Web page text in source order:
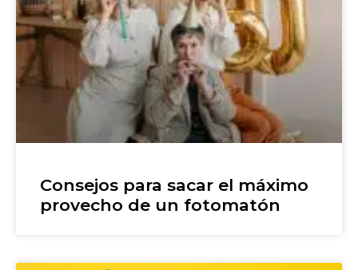
Consejos para sacar el máximo
provecho de un fotomatón